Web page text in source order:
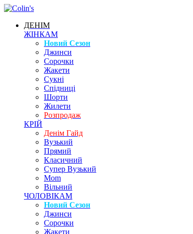
ДЕНІМ
ЖІНКАМ
Новий Сезон
Джинси
Сорочки
Жакети
Сукні
Спідниці
Шорти
Жилети
Розпродаж
КРІЙ
Денім Гайд
Вузький
Прямий
Класичний
Супер Вузький
Mom
Вільний
ЧОЛОВІКАМ
Новий Сезон
Джинси
Сорочки
Жакети